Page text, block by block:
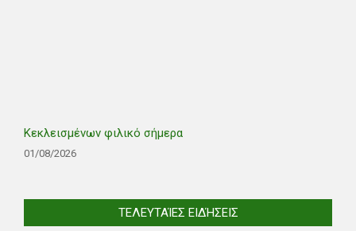
Κεκλεισμένων φιλικό σήμερα
01/08/2026
ΤΕΛΕΥΤΑΊΕΣ ΕΙΔΉΣΕΙΣ